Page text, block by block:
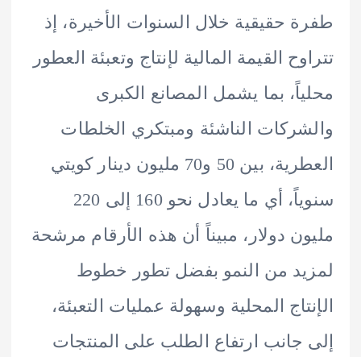
حقيقية خلال السنوات الأخيرة، إذ
القيمة المالية لإنتاج وتعبئة العطور
بما يشمل المصانع الكبرى
الناشئة ومبتكري الخلطات
العطرية، بين 50 و70 مليون دينار كويتي
سنوياً، أي ما يعادل نحو 160 إلى 220
دولار، مبيناً أن هذه الأرقام مرشحة
من النمو بفضل تطور خطوط
المحلية وسهولة عمليات التعبئة،
ارتفاع الطلب على المنتجات